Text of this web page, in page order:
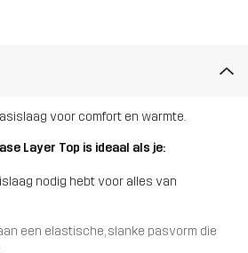
voor comfort en warmte.
Layer Top is ideaal als je:
nodig hebt voor alles van
een elastische, slanke pasvorm die